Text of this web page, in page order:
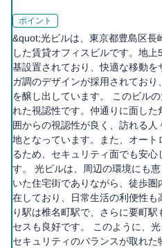
ポイント
&quot;光ビルは、東京都豊島区
した賃貸オフィスビルです。地
基設置されており、快適な移動
ガ調のデザインが採用されてお
を醸し出しています。 このビル
れた視認性です。仲通りに面した
囲からの視認性が良く、訪れる
地となっています。また、オー
るため、セキュリティ面でも安心
す。 光ビルは、周辺の環境にも
いた住宅街でありながら、徒歩
在しており、日常生活の利便性
り駅は椎名町駅で、さらに要町
セスも良好です。 このように、
セキュリティのバランスが取れ